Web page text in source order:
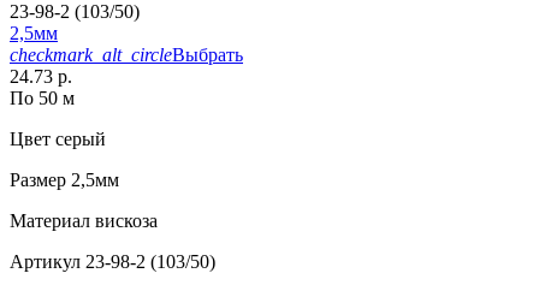
23-98-2 (103/50)
2,5мм
checkmark_alt_circleВыбрать
24.73 р.
По 50 м
Цвет серый
Размер 2,5мм
Материал вискоза
Артикул 23-98-2 (103/50)